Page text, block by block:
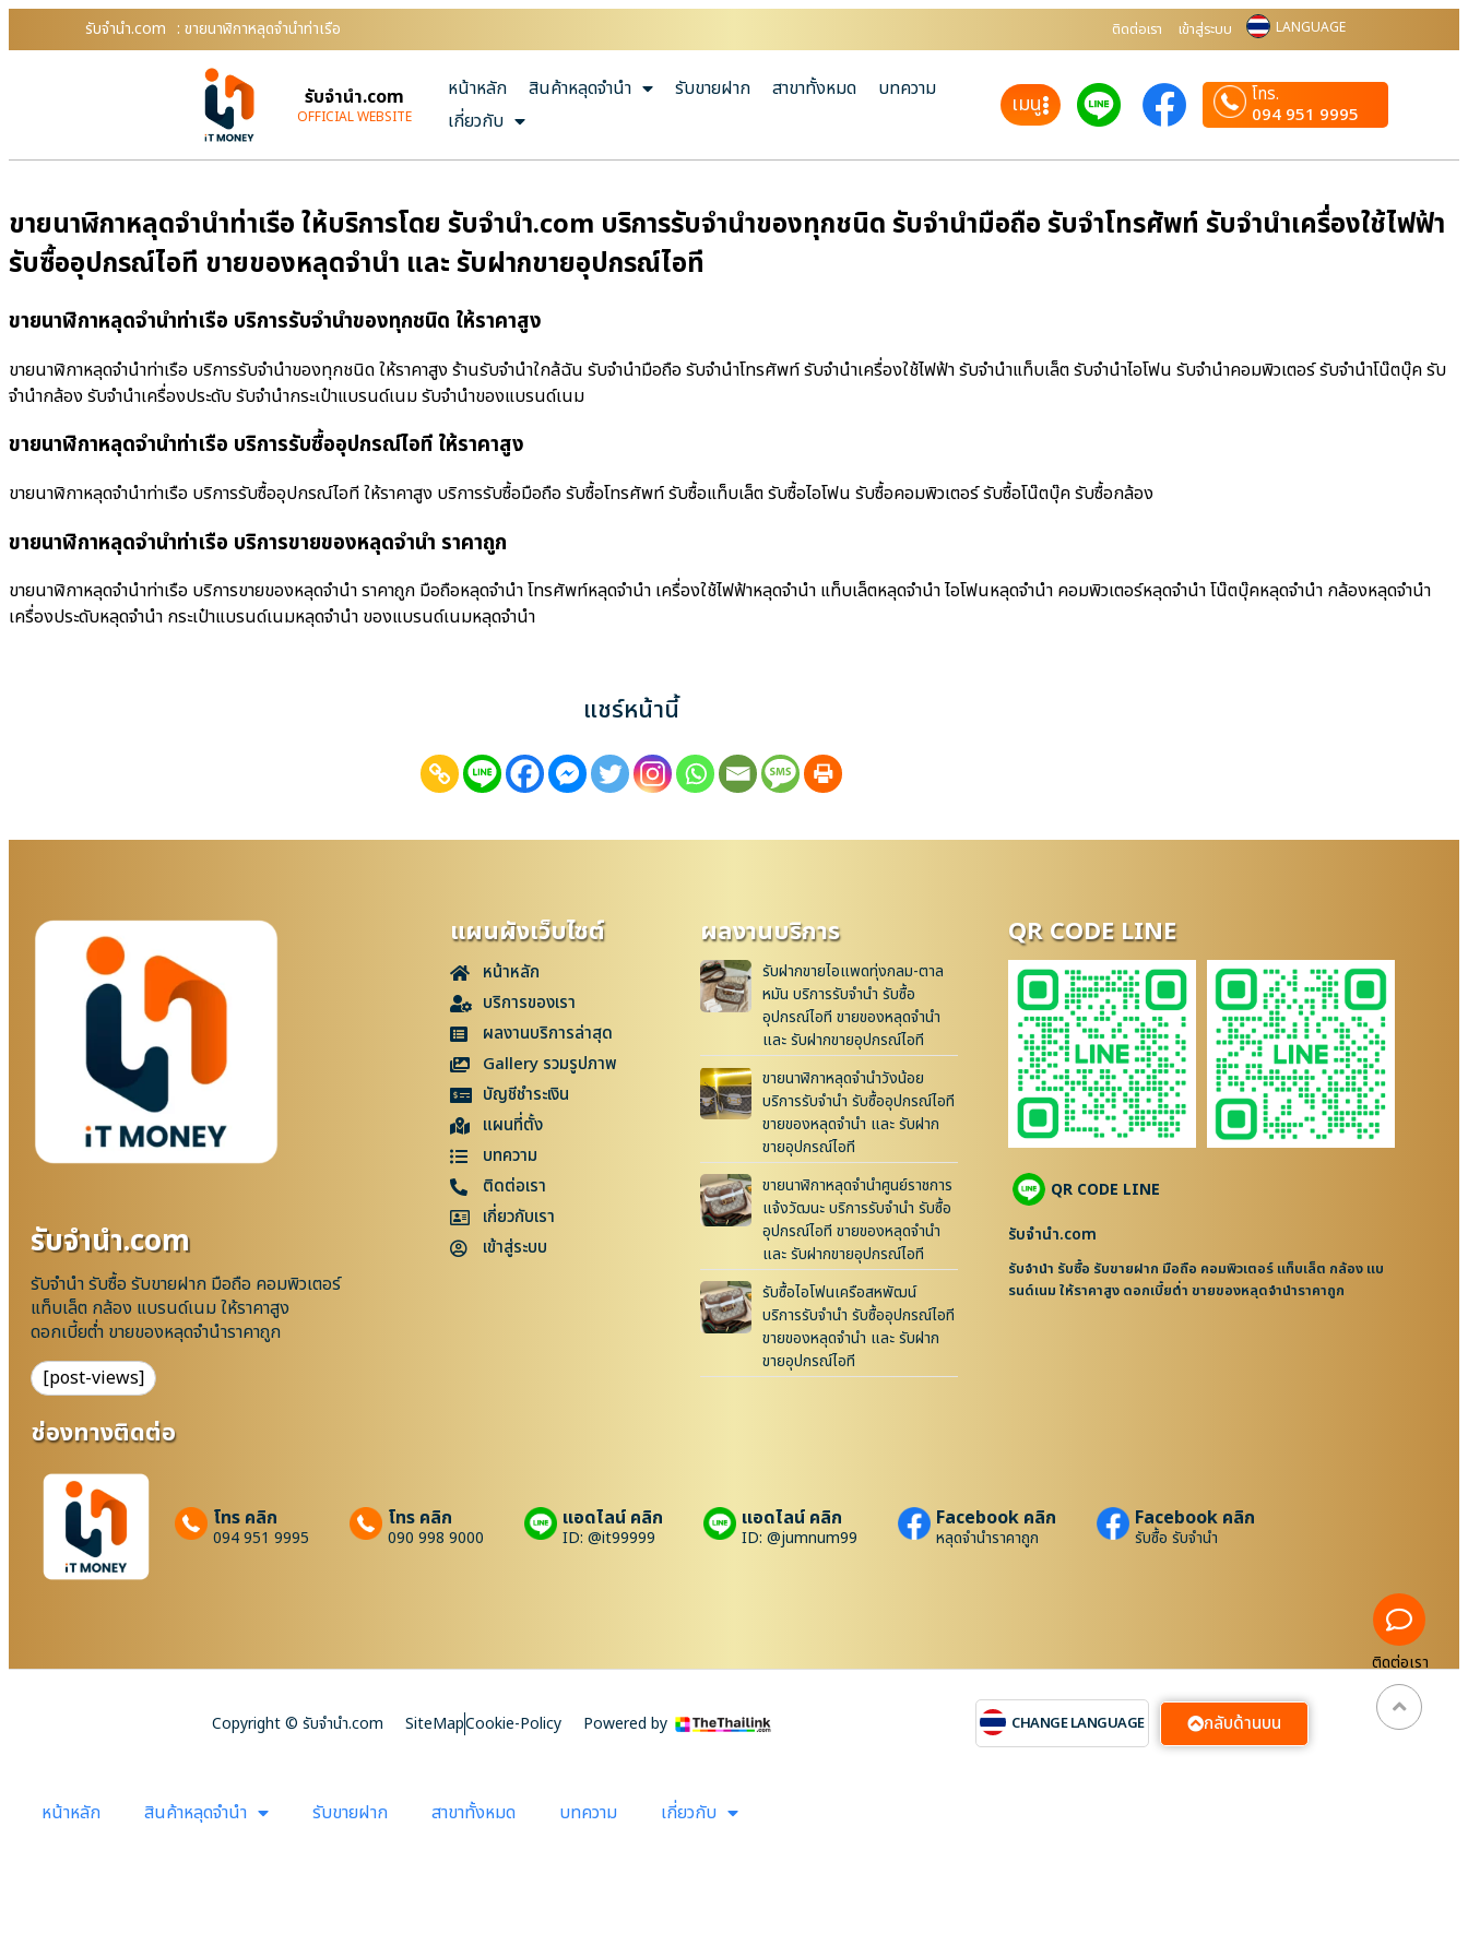
รับจํานํา.com : ขายนาฬิกาหลุดจำนำท่าเรือ ติดต่อเรา เข้าสู่ระบบ LANGUAGE
รับจํานํา.com
OFFICIAL WEBSITE
หน้าหลัก สินค้าหลุดจำนำ รับขายฝาก สาขาทั้งหมด
บทความ
เกี่ยวกับ
เมนู
โทร.
094 951 9995
ขายนาฬิกาหลุดจำนำท่าเรือ ให้บริการโดย รับจํานํา.com บริการรับจำนำของทุกชนิด รับจำนำมือถือ รับจำโทรศัพท์ รับจำนำเครื่องใช้ไฟฟ้า
รับซื้ออุปกรณ์ไอที ขายของหลุดจำนำ และ รับฝากขายอุปกรณ์ไอที
ขายนาฬิกาหลุดจำนำท่าเรือ บริการรับจำนำของทุกชนิด ให้ราคาสูง
ขายนาฬิกาหลุดจำนำท่าเรือ บริการรับจำนำของทุกชนิด ให้ราคาสูง ร้านรับจํานําใกล้ฉัน รับจำนำมือถือ รับจำนำโทรศัพท์ รับจำนำเครื่องใช้ไฟฟ้า รับจำนำแท็บเล็ต รับจำนำไอโฟน รับจำนำคอมพิวเตอร์ รับจำนำโน๊ตบุ๊ค รับ
จำนำกล้อง รับจำนำเครื่องประดับ รับจำนำกระเป๋าแบรนด์เนม รับจำนำของแบรนด์เนม
ขายนาฬิกาหลุดจำนำท่าเรือ บริการรับซื้ออุปกรณ์ไอที ให้ราคาสูง
ขายนาฬิกาหลุดจำนำท่าเรือ บริการรับซื้ออุปกรณ์ไอที ให้ราคาสูง บริการรับซื้อมือถือ รับซื้อโทรศัพท์ รับซื้อแท็บเล็ต รับซื้อไอโฟน รับซื้อคอมพิวเตอร์ รับซื้อโน๊ตบุ๊ค รับซื้อกล้อง
ขายนาฬิกาหลุดจำนำท่าเรือ บริการขายของหลุดจำนำ ราคาถูก
ขายนาฬิกาหลุดจำนำท่าเรือ บริการขายของหลุดจำนำ ราคาถูก มือถือหลุดจำนำ โทรศัพท์หลุดจำนำ เครื่องใช้ไฟฟ้าหลุดจำนำ แท็บเล็ตหลุดจำนำ ไอโฟนหลุดจำนำ คอมพิวเตอร์หลุดจำนำ โน๊ตบุ๊คหลุดจำนำ กล้องหลุดจำนำ
เครื่องประดับหลุดจำนำ กระเป๋าแบรนด์เนมหลุดจำนำ ของแบรนด์เนมหลุดจำนำ
แชร์หน้านี้
รับจํานํา.com
รับจำนำ รับซื้อ รับขายฝาก มือถือ คอมพิวเตอร์
แท็บเล็ต กล้อง แบรนด์เนม ให้ราคาสูง
ดอกเบี้ยต่ำ ขายของหลุดจำนำราคาถูก
[post-views]
แผนผังเว็บไซต์
หน้าหลัก
บริการของเรา
ผลงานบริการล่าสุด
Gallery รวมรูปภาพ
บัญชีชำระเงิน
แผนที่ตั้ง
บทความ
ติดต่อเรา
เกี่ยวกับเรา
เข้าสู่ระบบ
ผลงานบริการ
รับฝากขายไอแพดทุ่งกลม-ตาล
หมัน บริการรับจำนำ รับซื้อ
อุปกรณ์ไอที ขายของหลุดจำนำ
และ รับฝากขายอุปกรณ์ไอที
ขายนาฬิกาหลุดจำนำวังน้อย
บริการรับจำนำ รับซื้ออุปกรณ์ไอที
ขายของหลุดจำนำ และ รับฝาก
ขายอุปกรณ์ไอที
ขายนาฬิกาหลุดจำนำศูนย์ราชการ
แจ้งวัฒนะ บริการรับจำนำ รับซื้อ
อุปกรณ์ไอที ขายของหลุดจำนำ
และ รับฝากขายอุปกรณ์ไอที
รับซื้อไอโฟนเครือสหพัฒน์
บริการรับจำนำ รับซื้ออุปกรณ์ไอที
ขายของหลุดจำนำ และ รับฝาก
ขายอุปกรณ์ไอที
QR CODE LINE
QR CODE LINE
รับจํานํา.com
รับจำนำ รับซื้อ รับขายฝาก มือถือ คอมพิวเตอร์ แท็บเล็ต กล้อง แบ
รนด์เนม ให้ราคาสูง ดอกเบี้ยต่ำ ขายของหลุดจำนำราคาถูก
ช่องทางติดต่อ
โทร คลิก
094 951 9995
โทร คลิก
090 998 9000
แอดไลน์ คลิก
ID: @it99999
แอดไลน์ คลิก
ID: @jumnum99
Facebook คลิก
หลุดจำนำราคาถูก
Facebook คลิก
รับซื้อ รับจำนำ
Copyright © รับจํานํา.com SiteMapCookie-Policy Powered by CHANGE LANGUAGE กลับด้านบน
ติดต่อเรา
หน้าหลัก สินค้าหลุดจำนำ รับขายฝาก สาขาทั้งหมด บทความ เกี่ยวกับ